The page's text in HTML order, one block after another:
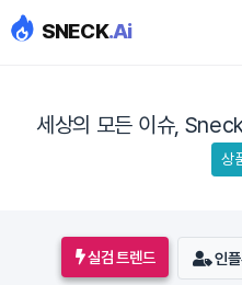
SNECK.Ai
세상의 모든 이슈,
상
실검 트렌드 인플